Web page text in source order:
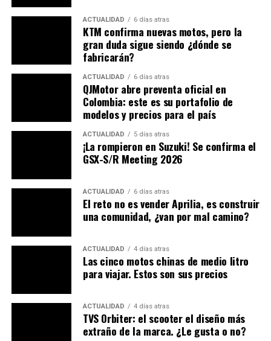
Para llegar a los demás rincones del país,
habilitó la páginaWEB, en la cual se puede disfrutar de
los beneficios de la compra online, con las ventajas de
respaldo interdepartamental.
Lea también:Desaparecerán los motores de
combustión interna
Es más,los compradores que no quieran salir de
casa, pueden acceder al portafolio, comparar precios
de llantas, carburadores, cableado, iluminación y miles
de su hogar, con la opción de esperar el despacho en el
sillón, o disfrutar de la compra presencial, pues con el
Motomax es probable que tenga una
Le puede interesar:La vida del motor está en el
aceite | Havoline nos cuenta las razones
ACTUALIDAD 6 días atras
KTM confirma nuevas motos, pero la
gran duda sigue siendo ¿dónde se
fabricarán?
ACTUALIDAD 6 días atras
QJMotor abre preventa oficial en
Colombia: este es su portafolio de
modelos y precios para el país
ACTUALIDAD 5 días atras
¡La rompieron en Suzuki! Se confirma el
GSX-S/R Meeting 2026
ACTUALIDAD 6 días atras
El reto no es vender Aprilia, es construir
una comunidad, ¿van por mal camino?
ACTUALIDAD 4 días atras
Las cinco motos chinas de medio litro
para viajar. Estos son sus precios
ACTUALIDAD 4 días atras
TVS Orbiter: el scooter el diseño más
extraño de la marca. ¿Le gusta o no?